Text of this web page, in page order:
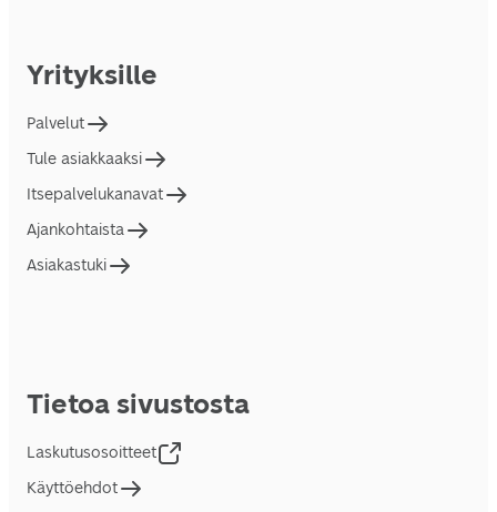
Yrityksille
Palvelut
Tule asiakkaaksi
Itsepalvelukanavat
Ajankohtaista
Asiakastuki
Tietoa sivustosta
Laskutusosoitteet
Käyttöehdot